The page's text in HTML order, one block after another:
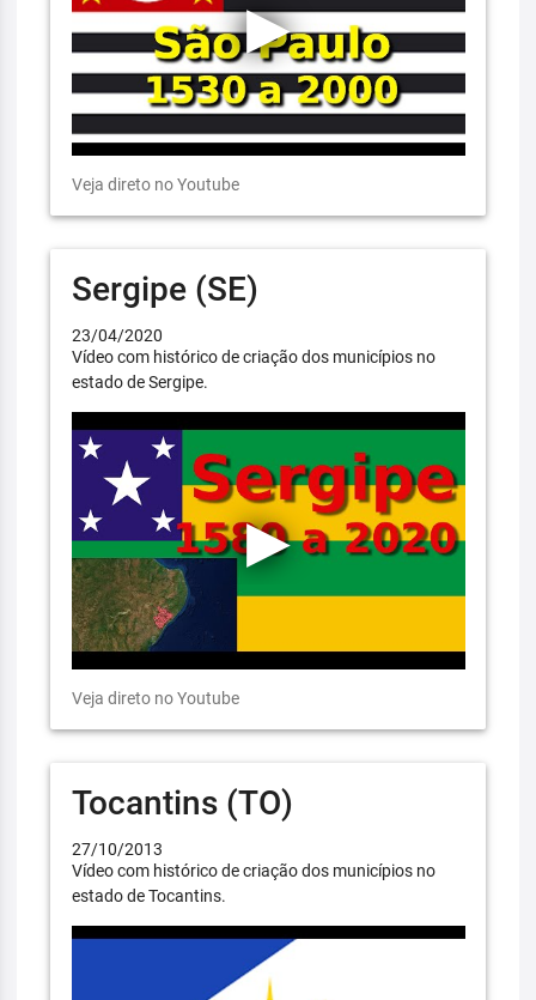
Veja direto no Youtube
Sergipe (SE)
23/04/2020
Vídeo com histórico de criação dos municípios no
estado de Sergipe.
Veja direto no Youtube
Tocantins (TO)
27/10/2013
Vídeo com histórico de criação dos municípios no
estado de Tocantins.